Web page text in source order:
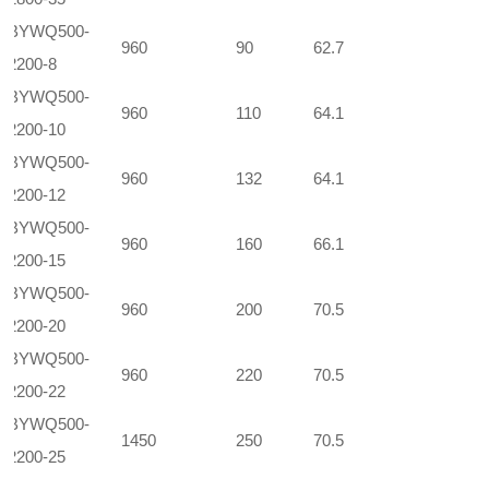
BYWQ500-
2200-8
960 90 62.7
BYWQ500-
2200-10
960 110 64.1
BYWQ500-
2200-12
960 132 64.1
BYWQ500-
2200-15
960 160 66.1
BYWQ500-
2200-20
960 200 70.5
BYWQ500-
2200-22
960 220 70.5
BYWQ500-
2200-25
1450 250 70.5